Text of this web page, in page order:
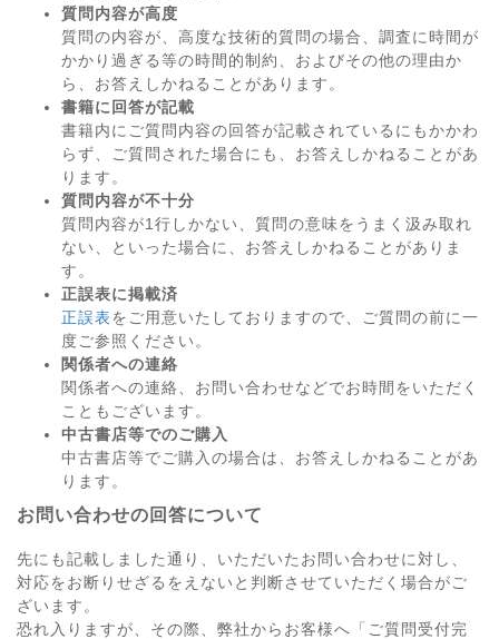
質問内容が高度
質問の内容が、高度な技術的質問の場合、調査に時間が
かかり過ぎる等の時間的制約、およびその他の理由か
ら、お答えしかねることがあります。
書籍に回答が記載
書籍内にご質問内容の回答が記載されているにもかかわ
らず、ご質問された場合にも、お答えしかねることがあ
ります。
質問内容が不十分
質問内容が1行しかない、質問の意味をうまく汲み取れ
ない、といった場合に、お答えしかねることがありま
す。
正誤表に掲載済
正誤表をご用意いたしておりますので、ご質問の前に一
度ご参照ください。
関係者への連絡
関係者への連絡、お問い合わせなどでお時間をいただく
こともございます。
中古書店等でのご購入
中古書店等でご購入の場合は、お答えしかねることがあ
ります。
お問い合わせの回答について
先にも記載しました通り、いただいたお問い合わせに対し、
対応をお断りせざるをえないと判断させていただく場合がご
ざいます。
恐れ入りますが、その際、弊社からお客様へ「ご質問受付完